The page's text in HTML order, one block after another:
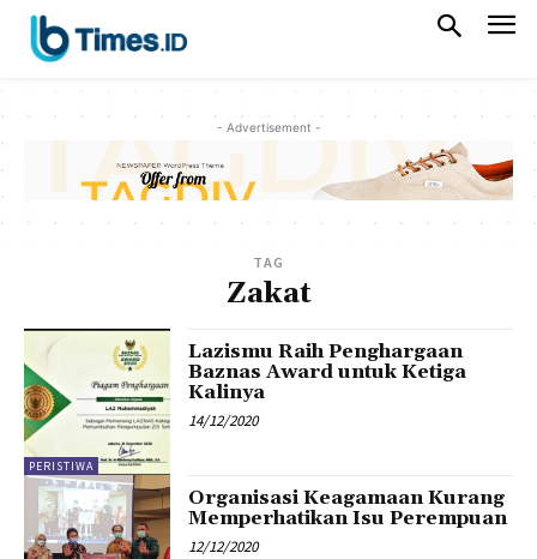
- Advertisement -
TAG
Zakat
PERISTIWA
Lazismu Raih Penghargaan
Baznas Award untuk Ketiga
Kalinya
14/12/2020
Organisasi Keagamaan Kurang
Memperhatikan Isu Perempuan
12/12/2020